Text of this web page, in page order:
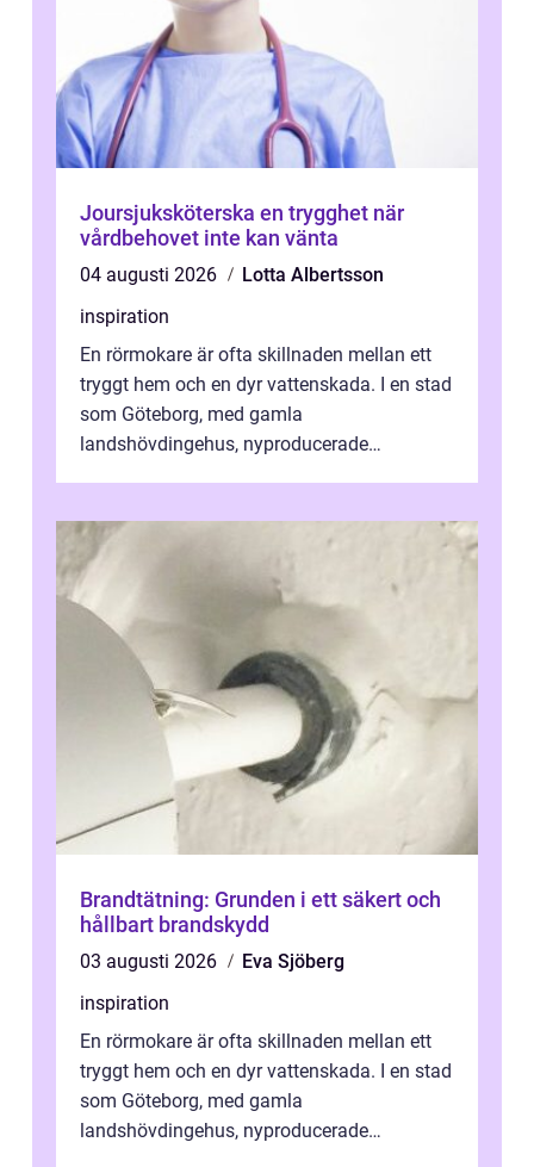
Joursjuksköterska en trygghet när
vårdbehovet inte kan vänta
04 augusti 2026
Lotta Albertsson
inspiration
En rörmokare är ofta skillnaden mellan ett
tryggt hem och en dyr vattenskada. I en stad
som Göteborg, med gamla
landshövdingehus, nyproducerade
Brandtätning: Grunden i ett säkert och
hållbart brandskydd
03 augusti 2026
Eva Sjöberg
inspiration
En rörmokare är ofta skillnaden mellan ett
tryggt hem och en dyr vattenskada. I en stad
som Göteborg, med gamla
landshövdingehus, nyproducerade